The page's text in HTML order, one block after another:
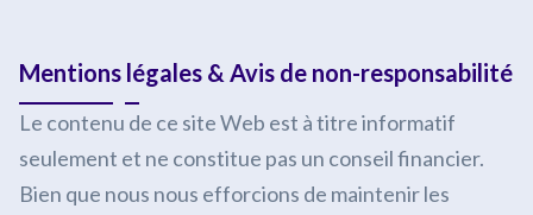
Mentions légales & Avis de non-responsabilité
Le contenu de ce site Web est à titre informatif
seulement et ne constitue pas un conseil financier.
Bien que nous nous efforcions de maintenir les